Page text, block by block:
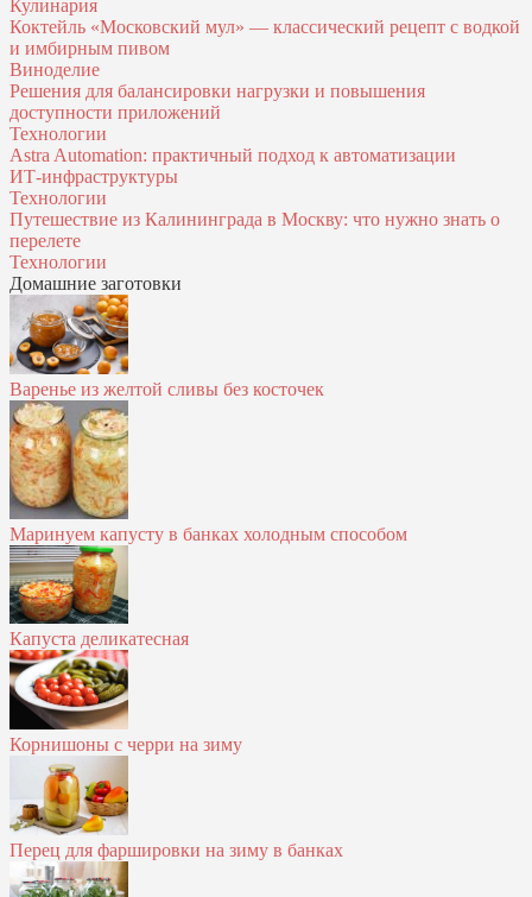
Кулинария
Коктейль «Московский мул» — классический рецепт с водкой
и имбирным пивом
Виноделие
Решения для балансировки нагрузки и повышения
доступности приложений
Технологии
Astra Automation: практичный подход к автоматизации
ИТ‑инфраструктуры
Технологии
Путешествие из Калининграда в Москву: что нужно знать о
перелете
Технологии
Домашние заготовки
Варенье из желтой сливы без косточек
Маринуем капусту в банках холодным способом
Капуста деликатесная
Корнишоны с черри на зиму
Перец для фаршировки на зиму в банках